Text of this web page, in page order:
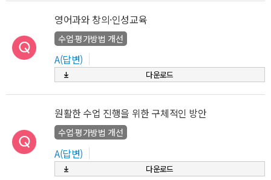
영어과와 창의·인성교육
수업‧평가방법 개선
A(답변)
다운로드
원활한 수업 진행을 위한 구체적인 방안
수업‧평가방법 개선
A(답변)
다운로드